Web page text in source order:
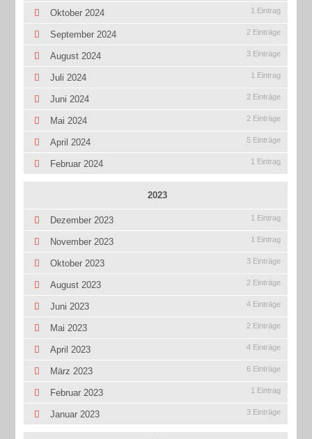
Oktober 2024 1 Eintrag
September 2024 2 Einträge
August 2024 3 Einträge
Juli 2024 1 Eintrag
Juni 2024 2 Einträge
Mai 2024 2 Einträge
April 2024 5 Einträge
Februar 2024 1 Eintrag
2023
Dezember 2023 1 Eintrag
November 2023 1 Eintrag
Oktober 2023 3 Einträge
August 2023 2 Einträge
Juni 2023 4 Einträge
Mai 2023 2 Einträge
April 2023 4 Einträge
März 2023 6 Einträge
Februar 2023 1 Eintrag
Januar 2023 3 Einträge